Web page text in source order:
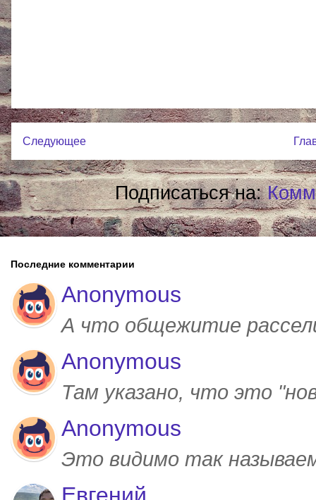
Следующее
Подписаться на:
Последние комментарии
Anonymous
А что общежитие
Anonymous
Там указано, что это
Anonymous
Это видимо так